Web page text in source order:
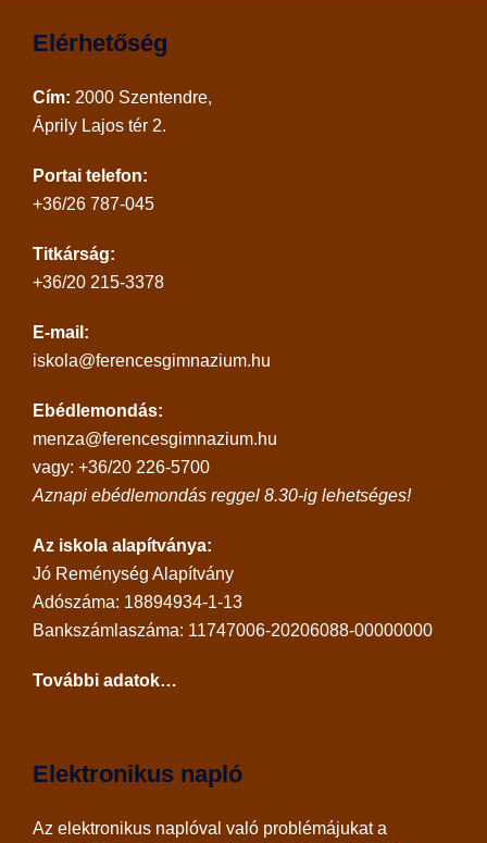
Elérhetőség
Cím: 2000 Szentendre,
Áprily Lajos tér 2.
Portai telefon:
+36/26 787-045
Titkárság:
+36/20 215-3378
E-mail:
iskola@ferencesgimnazium.hu
Ebédlemondás:
menza@ferencesgimnazium.hu
vagy: +36/20 226-5700
Aznapi ebédlemondás reggel 8.30-ig lehetséges!
Az iskola alapítványa:
Jó Reménység Alapítvány
Adószáma: 18894934-1-13
Bankszámlaszáma: 11747006-20206088-00000000
További adatok…
Elektronikus napló
Az elektronikus naplóval való problémájukat a